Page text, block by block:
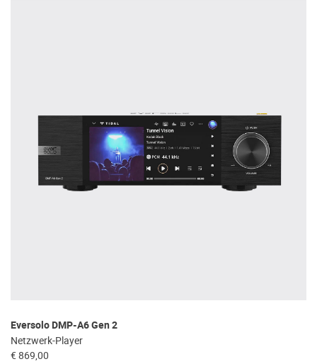
Eversolo DMP-A6 Gen 2
Netzwerk-Player
€ 869,00